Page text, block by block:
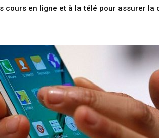
cours en ligne et à la télé pour assurer la